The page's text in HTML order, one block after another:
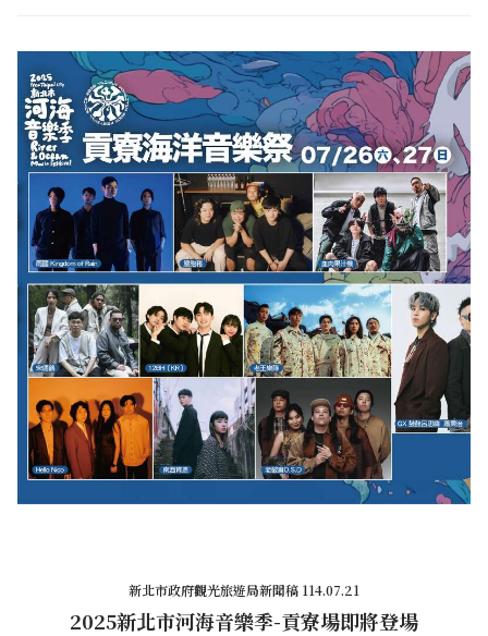
新北市政府觀光旅遊局新聞稿 114.07.21
2025新北市河海音樂季-貢寮場即將登場